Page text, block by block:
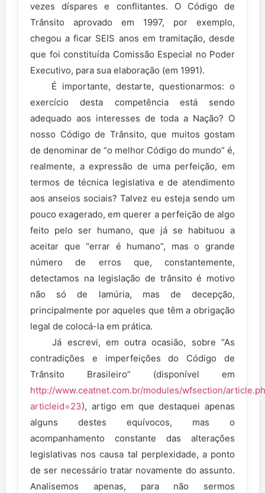
vezes díspares e conflitantes. O Código de
Trânsito aprovado em 1997, por exemplo,
chegou a ficar SEIS anos em tramitação, desde
que foi constituída Comissão Especial no Poder
Executivo, para sua elaboração (em 1991).
É importante, destarte, questionarmos: o
exercício desta competência está sendo
adequado aos interesses de toda a Nação? O
nosso Código de Trânsito, que muitos gostam
de denominar de “o melhor Código do mundo” é,
realmente, a expressão de uma perfeição, em
termos de técnica legislativa e de atendimento
aos anseios sociais? Talvez eu esteja sendo um
pouco exagerado, em querer a perfeição de algo
feito pelo ser humano, que já se habituou a
aceitar que “errar é humano”, mas o grande
número de erros que, constantemente,
detectamos na legislação de trânsito é motivo
não só de lamúria, mas de decepção,
principalmente por aqueles que têm a obrigação
legal de colocá-la em prática.
Já escrevi, em outra ocasião, sobre “As
contradições e imperfeições do Código de
Trânsito Brasileiro” (disponível em
http://www.ceatnet.com.br/modules/wfsection/
articleid=23), artigo em que destaquei apenas
alguns destes equívocos, mas o
acompanhamento constante das alterações
legislativas nos causa tal perplexidade, a ponto
de ser necessário tratar novamente do assunto.
Analisemos apenas, para não sermos